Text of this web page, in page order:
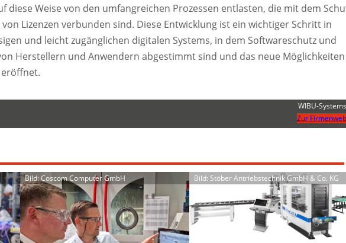
diese Weise von den umfangreichen Prozessen entlasten, die mit dem
Lizenzen verbunden sind. Diese Entwicklung ist ein wichtiger Schritt in
und leicht zugänglichen digitalen Systems, in dem Softwareschutz und
Herstellern und Anwendern abgestimmt sind und das neue Möglichkeiten
WIBU-
Zur
Bild: Coscom Computer GmbH Bild: Stöber Antriebstechnik GmbH & Co. KG